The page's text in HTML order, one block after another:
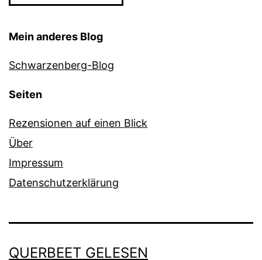
Mein anderes Blog
Schwarzenberg-Blog
Seiten
Rezensionen auf einen Blick
Über
Impressum
Datenschutzerklärung
QUERBEET GELESEN